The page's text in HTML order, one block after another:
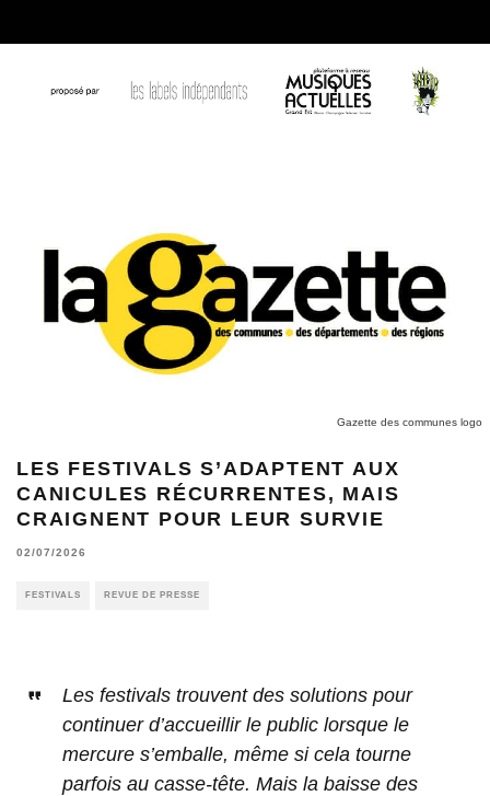
Gazette des communes logo
LES FESTIVALS S’ADAPTENT AUX
CANICULES RÉCURRENTES, MAIS
CRAIGNENT POUR LEUR SURVIE
02/07/2026
FESTIVALS REVUE DE PRESSE
Les festivals trouvent des solutions pour
continuer d’accueillir le public lorsque le
mercure s’emballe, même si cela tourne
parfois au casse-tête. Mais la baisse des